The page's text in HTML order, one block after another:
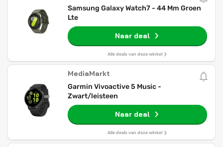
Samsung Galaxy Watch7 - 44 Mm Groen
Lte
Naar deal
Alle deals van deze winkel
MediaMarkt
Garmin Vivoactive 5 Music -
Zwart/leisteen
Naar deal
Alle deals van deze winkel